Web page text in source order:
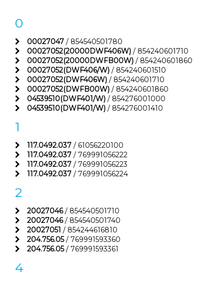
0
00027047 / 854540501780
00027052(20000DWF406W) / 854240601710
00027052(20000DWFB00W) / 854240601860
00027052(DWF406/W) / 854240601510
00027052(DWF406W) / 854240601710
00027052(DWFB00W) / 854240601860
04539510(DWF401/W) / 854276001000
04539510(DWF401/W) / 854276001410
1
117.0492.037 / 61056220100
117.0492.037 / 769991056222
117.0492.037 / 769991056223
117.0492.037 / 769991056224
2
20027046/ 854540501710
20027046/ 854540501740
20027051 / 854244616810
204.756.05/ 769991593360
204.756.05/ 769991593361
4